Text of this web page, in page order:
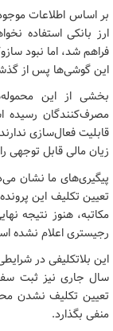
بر اساس اطلاعات
ارز بانکی استفاده
فراهم شد، اما نبود
این گوشی‌ها پس از
بخشی از این
مصرف‌کنندگان رسیده
قابلیت فعال‌سازی
زیان مالی قابل توجهی
پیگیری‌های ما نشان
تعیین تکلیف این
مکاتبه، هنوز نتیجه
رجیستری اعلام نشده
این بلاتکلیفی در
سال جاری نیز ثبت
تعیین تکلیف نشدن
منفی بگذارد.